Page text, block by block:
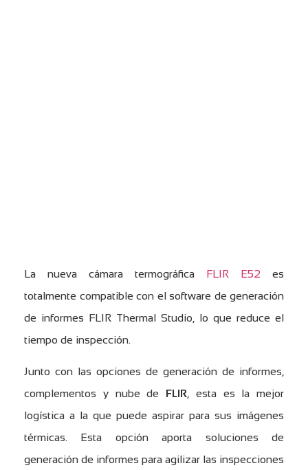
La nueva cámara termográfica FLIR E52 es
totalmente compatible con el software de generación
de informes FLIR Thermal Studio, lo que reduce el
tiempo de inspección.
Junto con las opciones de generación de informes,
complementos y nube de FLIR , esta es la mejor
logística a la que puede aspirar para sus imágenes
térmicas. Esta opción aporta soluciones de
generación de informes para agilizar las inspecciones